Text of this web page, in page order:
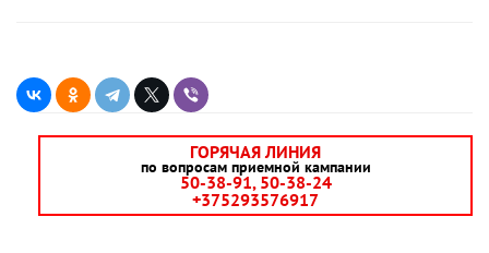
ГОРЯЧАЯ ЛИНИЯ
по вопросам приемной кампании
50-38-91, 50-38-24
+375293576917